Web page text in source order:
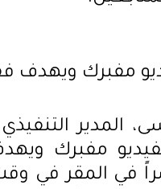
مفبرك ويهدف
التنفيذي
مفبرك
في المقر في وقت